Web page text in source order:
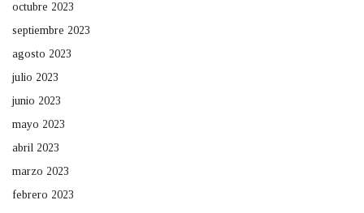
octubre 2023
septiembre 2023
agosto 2023
julio 2023
junio 2023
mayo 2023
abril 2023
marzo 2023
febrero 2023